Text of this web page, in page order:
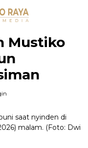
Mustiko
saat nyinden di
malam. (Foto: Dwi